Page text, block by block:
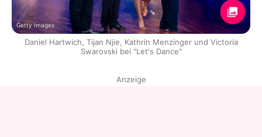
Getty Images
Daniel Hartwich, Tijan Njie, Kathrin Menzinger und Victoria
Swarovski bei "Let's Dance"
Anzeige